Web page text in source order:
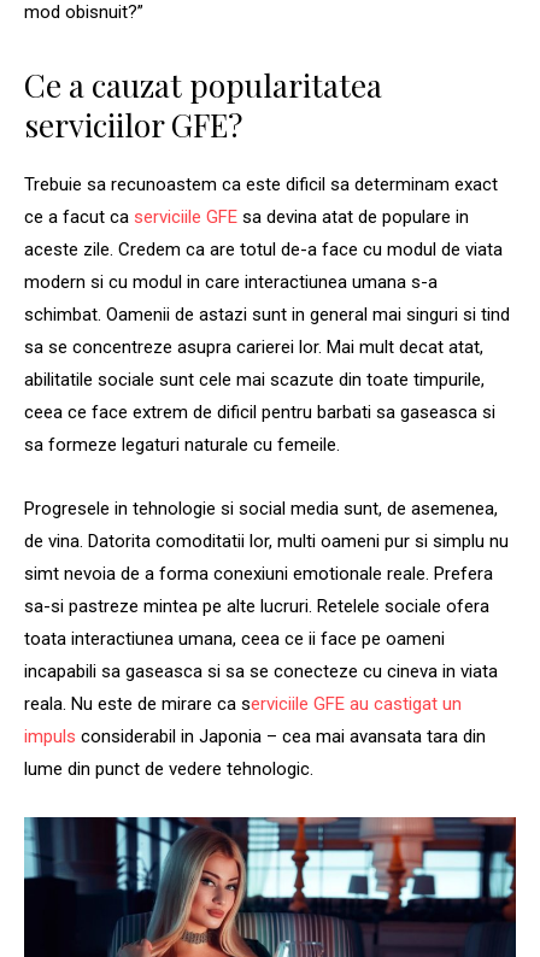
mod obisnuit?”
Ce a cauzat popularitatea
serviciilor GFE?
Trebuie sa recunoastem ca este dificil sa determinam exact
ce a facut ca serviciile GFE sa devina atat de populare in
aceste zile. Credem ca are totul de-a face cu modul de viata
modern si cu modul in care interactiunea umana s-a
schimbat. Oamenii de astazi sunt in general mai singuri si tind
sa se concentreze asupra carierei lor. Mai mult decat atat,
abilitatile sociale sunt cele mai scazute din toate timpurile,
ceea ce face extrem de dificil pentru barbati sa gaseasca si
sa formeze legaturi naturale cu femeile.
Progresele in tehnologie si social media sunt, de asemenea,
de vina. Datorita comoditatii lor, multi oameni pur si simplu nu
simt nevoia de a forma conexiuni emotionale reale. Prefera
sa-si pastreze mintea pe alte lucruri. Retelele sociale ofera
toata interactiunea umana, ceea ce ii face pe oameni
incapabili sa gaseasca si sa se conecteze cu cineva in viata
reala. Nu este de mirare ca serviciile GFE au castigat un
impuls considerabil in Japonia – cea mai avansata tara din
lume din punct de vedere tehnologic.